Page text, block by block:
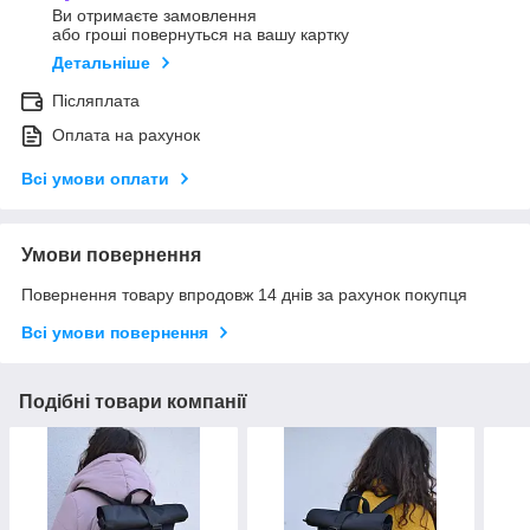
Ви отримаєте замовлення
або гроші повернуться на вашу картку
Детальніше
Післяплата
Оплата на рахунок
Всі умови оплати
Умови повернення
Повернення товару впродовж 14 днів за рахунок покупця
Всі умови повернення
Подібні товари компанії